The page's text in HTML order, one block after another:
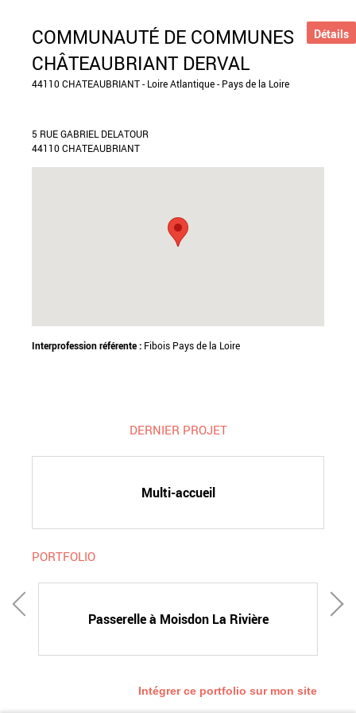
COMMUNAUTÉ DE COMMUNES
CHÂTEAUBRIANT DERVAL
44110 CHATEAUBRIANT - Loire Atlantique - Pays de la Loire
5 RUE GABRIEL DELATOUR
44110 CHATEAUBRIANT
Interprofession référente : Fibois Pays de la Loire
DERNIER PROJET
Multi-accueil
Détails
PORTFOLIO
Passerelle à Moisdon La Rivière
Intégrer ce portfolio sur mon site